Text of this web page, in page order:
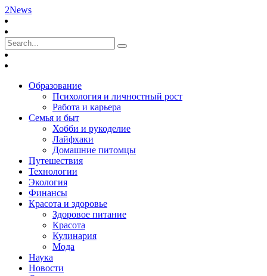
2News
Образование
Психология и личностный рост
Работа и карьера
Семья и быт
Хобби и рукоделие
Лайфхаки
Домашние питомцы
Путешествия
Технологии
Экология
Финансы
Красота и здоровье
Здоровое питание
Красота
Кулинария
Мода
Наука
Новости